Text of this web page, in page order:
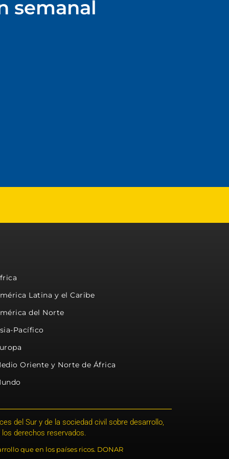
semanal
Latina y el Caribe
del Norte
Pacífico
Oriente y Norte de África
del Sur y de la sociedad civil sobre desarrollo,
derechos reservados.
que en los países ricos. DONAR